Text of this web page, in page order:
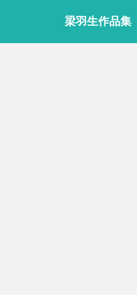
梁羽生作品集